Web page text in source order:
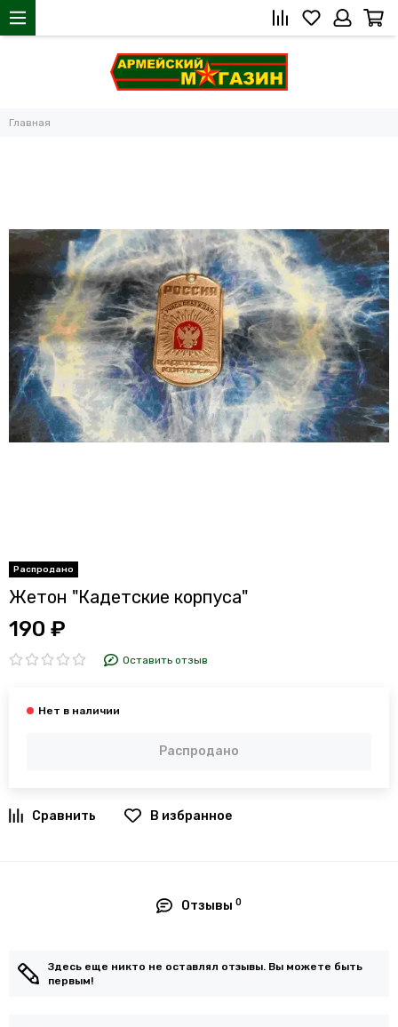
Главная
Жетон "Кадетские корпуса"
190 ₽
Оставить отзыв
Распродано
В избранное
Отзывы0
Здесь еще никто не оставлял отзывы. Вы можете быть
первым!